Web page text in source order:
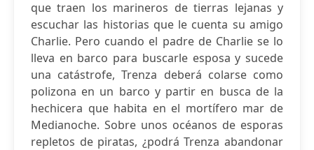
que traen los marineros de tierras lejanas y
escuchar las historias que le cuenta su amigo
Charlie. Pero cuando el padre de Charlie se lo
lleva en barco para buscarle esposa y sucede
una catástrofe, Trenza deberá colarse como
polizona en un barco y partir en busca de la
hechicera que habita en el mortífero mar de
Medianoche. Sobre unos océanos de esporas
repletos de piratas, ¿podrá Trenza abandonar